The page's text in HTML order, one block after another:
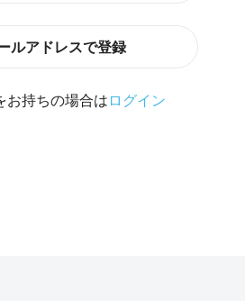
ルアドレスで登録
お持ちの場合は ログイン